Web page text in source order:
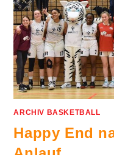
ARCHIV BASKETBALL
Happy End